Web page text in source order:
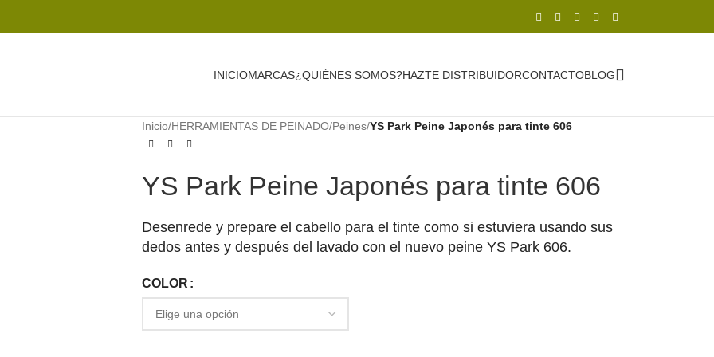
INICIOMARCAS¿QUIÉNES SOMOS?HAZTE DISTRIBUIDORCONTACTOBLOG
Inicio/HERRAMIENTAS DE PEINADO/Peines/YS Park Peine Japonés para tinte 606
YS Park Peine Japonés para tinte 606
Desenrede y prepare el cabello para el tinte como si estuviera usando sus
dedos antes y después del lavado con el nuevo peine YS Park 606.
COLOR